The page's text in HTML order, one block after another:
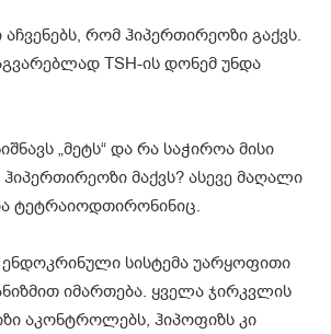
რომ ჰიპერთირეოზი გაქვს.
TSH-ის დონემ უნდა
„მეტს“ და რა საჭიროა მისი
ჰიპერთირეოზი მაქვს? ასევე მაღალი
ტეტრაიოდთირონინიც.
ენდოკრინული სისტემა უარყოფითი
იმართება. ყველა ჯირკვლის
აკონტროლებს, ჰიპოფიზს კი